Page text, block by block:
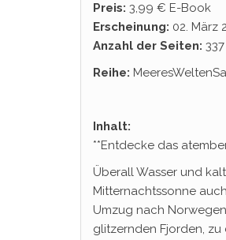
Preis: 3,99 € E-Book
Erscheinung: 02. März
Anzahl der Seiten: 337
Reihe:
Inhalt:
**Entdecke das
Überall Wasser und
Mitternachtssonne
Umzug nach
glitzernden Fjorden, zu